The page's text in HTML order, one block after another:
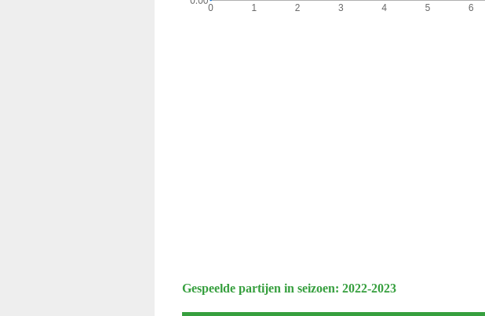
Gespeelde partijen in seizoen: 2022-2023